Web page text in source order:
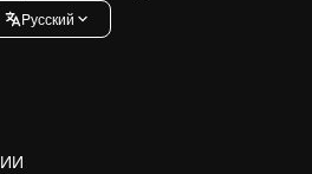
Pусский